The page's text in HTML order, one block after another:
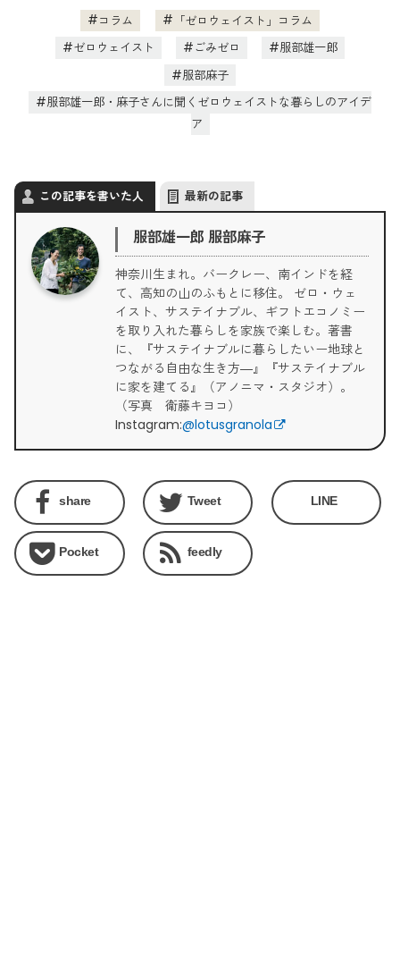
コラム
「ゼロウェイスト」コラム
ゼロウェイスト
ごみゼロ
服部雄一郎
服部麻子
服部雄一郎・麻子さんに聞くゼロウェイストな暮らしのアイデ
ア
この記事を書いた人 最新の記事
服部雄一郎 服部麻子
神奈川生まれ。バークレー、南インドを経
て、高知の山のふもとに移住。 ゼロ・ウェ
イスト、サステイナブル、ギフトエコノミー
を取り入れた暮らしを家族で楽しむ。著書
に、『サステイナブルに暮らしたいー地球と
つながる自由な生き方―』『サステイナブル
に家を建てる』（アノニマ・スタジオ）。
（写真 衛藤キヨコ）
Instagram:@lotusgranola
share Tweet LINE
Pocket feedly